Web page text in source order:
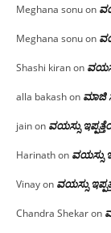
Meghana sonuon
Meghana sonuon
Shashi kiranon
alla bakashon ಮಾಜಿ
jainon ವಯಸ್ಸು
Harinathon ವಯಸ್ಸು
Vinayon ವಯಸ್ಸು
Chandra Shekaron